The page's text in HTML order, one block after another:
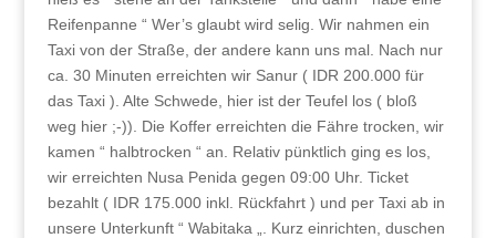
Reifenpanne “ Wer’s glaubt wird selig. Wir nahmen ein
Taxi von der Straße, der andere kann uns mal. Nach nur
ca. 30 Minuten erreichten wir Sanur ( IDR 200.000 für
das Taxi ). Alte Schwede, hier ist der Teufel los ( bloß
weg hier ;-)). Die Koffer erreichten die Fähre trocken, wir
kamen “ halbtrocken “ an. Relativ pünktlich ging es los,
wir erreichten Nusa Penida gegen 09:00 Uhr. Ticket
bezahlt ( IDR 175.000 inkl. Rückfahrt ) und per Taxi ab in
unsere Unterkunft “ Wabitaka „. Kurz einrichten, duschen